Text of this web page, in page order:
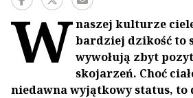
Wnaszej kulturze
bardziej dzikość to
wywołują zbyt
skojarzeń. Choć
niedawna wyjątkowy status, to